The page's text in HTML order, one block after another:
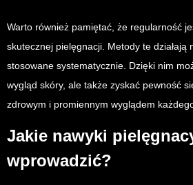
Warto również pamiętać, że regularność
skutecznej pielęgnacji. Metody te działają
stosowane systematycznie. Dzięki nim
wygląd skóry, ale także zyskać pewność
zdrowym i promiennym wyglądem
Jakie nawyki
wprowadzić?